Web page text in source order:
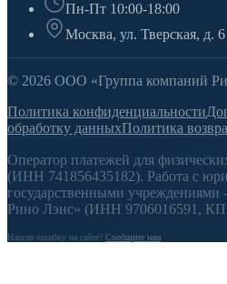
Пн-Пт 10:00-18:00
Москва, ул. Тверская, д. 6
© 2026 ООО «Группа компаний
Политика конфиденциальности
обработку данныхПолитика
Оператор платежей для
(ИНН 741856435182). Работа с
государственными
Рино Лэнс» (ИНН 9706016591,
Нашли ошибку на сайте? Сообщите нам